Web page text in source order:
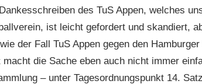
des TuS Appen, welches
ist leicht gefordert und skandiert,
der Fall TuS Appen gegen den
macht die Sache eben auch nicht immer
– unter Tagesordnungspunkt 14.